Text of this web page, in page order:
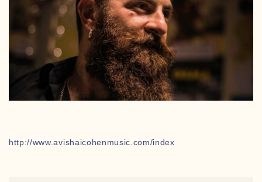
http://www.avishaicohenmusic.com/index